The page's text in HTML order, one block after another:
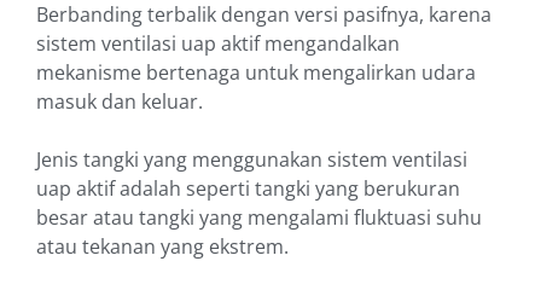
Berbanding terbalik dengan versi pasifnya, karena
sistem ventilasi uap aktif mengandalkan
mekanisme bertenaga untuk mengalirkan udara
masuk dan keluar.
Jenis tangki yang menggunakan sistem ventilasi
uap aktif adalah seperti tangki yang berukuran
besar atau tangki yang mengalami fluktuasi suhu
atau tekanan yang ekstrem.